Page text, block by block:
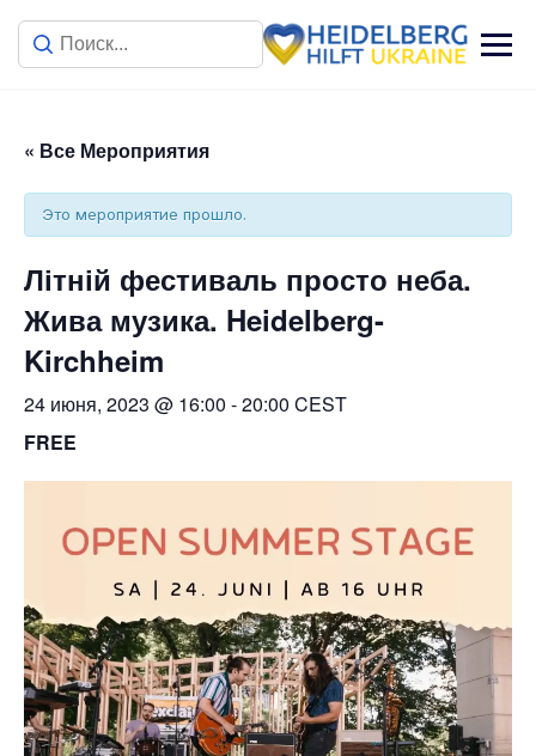
« Все Мероприятия
Это мероприятие прошло.
Літній фестиваль просто неба.
Жива музика. Heidelberg-
Kirchheim
24 июня, 2023 @ 16:00 -20:00 CEST
FREE